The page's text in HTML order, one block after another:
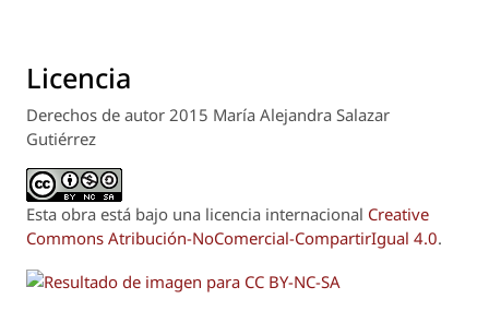
Licencia
Derechos de autor 2015 María Alejandra Salazar
Gutiérrez
Esta obra está bajo una licencia internacional Creative
Commons Atribución-NoComercial-CompartirIgual 4.0.